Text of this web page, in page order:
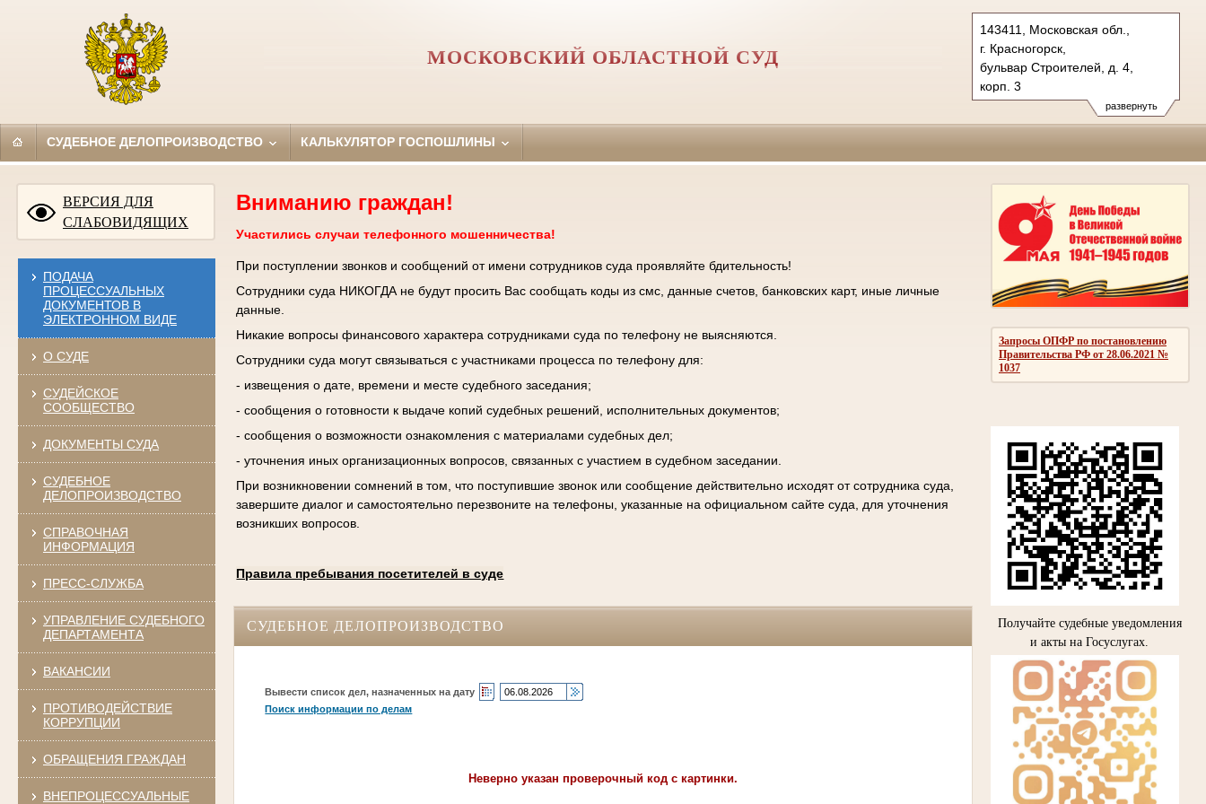
развернуть
143411, Московская обл.,
г. Красногорск,
бульвар Строителей, д. 4,
корп. 3
Тел.: +7 (498) 692 60 00
post.50os0000@sudrf.ru
МОСКОВСКИЙ ОБЛАСТНОЙ СУД
СУДЕБНОЕ ДЕЛОПРОИЗВОДСТВО КАЛЬКУЛЯТОР ГОСПОШЛИНЫ
ВЕРСИЯ ДЛЯ
СЛАБОВИДЯЩИХ
ПОДАЧА
ПРОЦЕССУАЛЬНЫХ
ДОКУМЕНТОВ В
ЭЛЕКТРОННОМ ВИДЕ
О СУДЕ
СУДЕЙСКОЕ
СООБЩЕСТВО
ДОКУМЕНТЫ СУДА
СУДЕБНОЕ
ДЕЛОПРОИЗВОДСТВО
СПРАВОЧНАЯ
ИНФОРМАЦИЯ
ПРЕСС-СЛУЖБА
УПРАВЛЕНИЕ СУДЕБНОГО
ДЕПАРТАМЕНТА
ВАКАНСИИ
ПРОТИВОДЕЙСТВИЕ
КОРРУПЦИИ
ОБРАЩЕНИЯ ГРАЖДАН
ВНЕПРОЦЕССУАЛЬНЫЕ
Запросы ОПФР по постановлению
Правительства РФ от 28.06.2021 №
1037
Получайте судебные уведомления
и акты на Госуслугах.
Вниманию граждан!
Участились случаи телефонного мошенничества!
При поступлении звонков и сообщений от имени сотрудников суда проявляйте бдительность!
Сотрудники суда НИКОГДА не будут просить Вас сообщать коды из смс, данные счетов, банковских карт, иные личные
данные.
Никакие вопросы финансового характера сотрудниками суда по телефону не выясняются.
Сотрудники суда могут связываться с участниками процесса по телефону для:
- извещения о дате, времени и месте судебного заседания;
- сообщения о готовности к выдаче копий судебных решений, исполнительных документов;
- сообщения о возможности ознакомления с материалами судебных дел;
- уточнения иных организационных вопросов, связанных с участием в судебном заседании.
При возникновении сомнений в том, что поступившие звонок или сообщение действительно исходят от сотрудника суда,
завершите диалог и самостоятельно перезвоните на телефоны, указанные на официальном сайте суда, для уточнения
возникших вопросов.
Правила пребывания посетителей в суде
СУДЕБНОЕ ДЕЛОПРОИЗВОДСТВО
Вывести список дел, назначенных на дату
Поиск информации по делам
Неверно указан проверочный код с картинки.